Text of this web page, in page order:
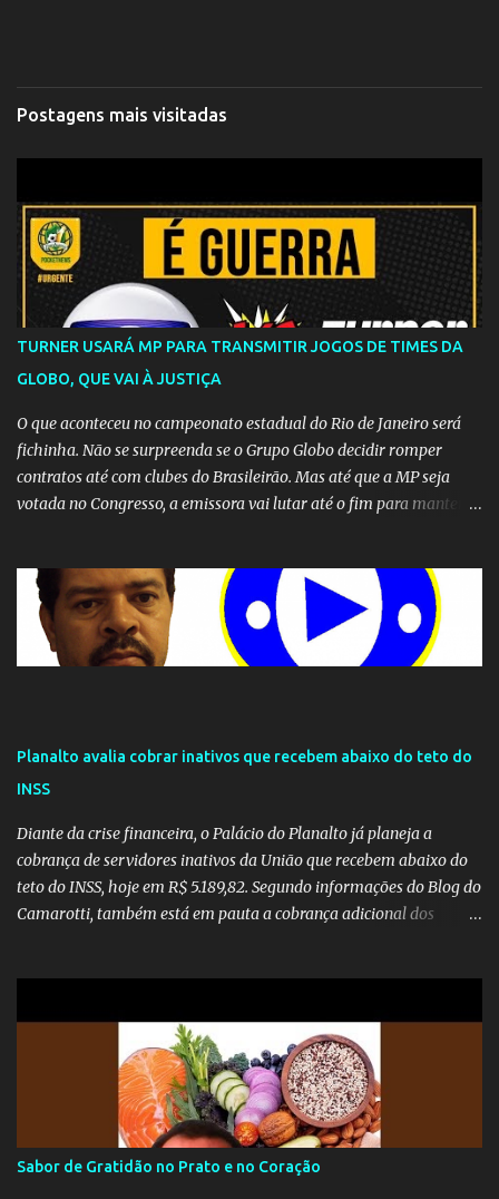
Postagens mais visitadas
TURNER USARÁ MP PARA TRANSMITIR JOGOS DE TIMES DA
GLOBO, QUE VAI À JUSTIÇA
O que aconteceu no campeonato estadual do Rio de Janeiro será
fichinha. Não se surpreenda se o Grupo Globo decidir romper
contratos até com clubes do Brasileirão. Mas até que a MP seja
votada no Congresso, a emissora vai lutar até o fim para manter o
Planalto avalia cobrar inativos que recebem abaixo do teto do
INSS
Diante da crise financeira, o Palácio do Planalto já planeja a
cobrança de servidores inativos da União que recebem abaixo do
teto do INSS, hoje em R$ 5.189,82. Segundo informações do Blog do
Camarotti, também está em pauta a cobrança adicional dos
a publicação, a reforma da Previdência Social também está sendo
analisada pelos governadores, que querem subir a taxa de
recolhimento. Nesse caso, seriam atingidos os inativos da União e
dos estados. Atualmente, o teto do INSS é de R$ 5.189,82
Sabor de Gratidão no Prato e no Coração